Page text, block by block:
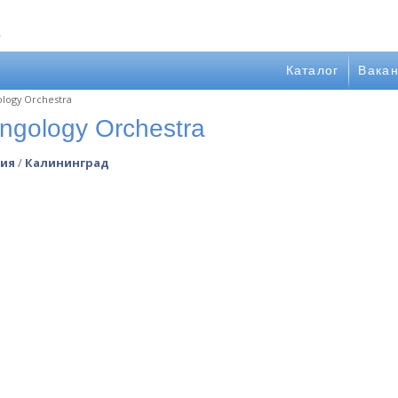
Каталог
Orchestra
Orchestra
/ Калининград